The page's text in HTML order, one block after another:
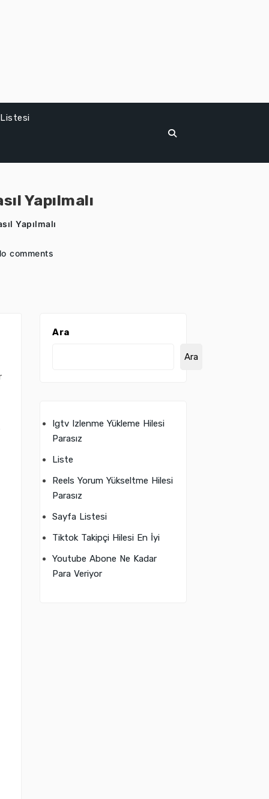
Yapılmalı
Yapılmalı
comments
Ara
Ara
Igtv Izlenme Yükleme Hilesi
Parasız
Liste
Reels Yorum Yükseltme Hilesi
Parasız
Sayfa Listesi
Tiktok Takipçi Hilesi En İyi
Youtube Abone Ne Kadar
Para Veriyor